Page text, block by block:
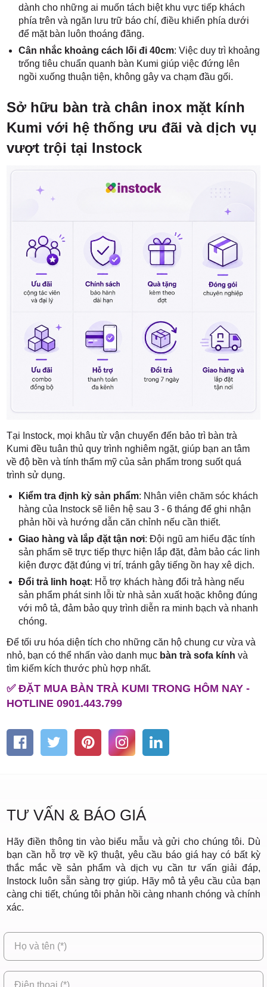
dành cho những ai muốn tách biệt khu vực tiếp khách
phía trên và ngăn lưu trữ báo chí, điều khiển phía dưới
để mặt bàn luôn thoáng đãng.
Cân nhắc khoảng cách lối đi 40cm: Việc duy trì khoảng
trống tiêu chuẩn quanh bàn Kumi giúp việc đứng lên
ngồi xuống thuận tiện, không gây va chạm đầu gối.
Sở hữu bàn trà chân inox mặt kính
Kumi với hệ thống ưu đãi và dịch vụ
vượt trội tại Instock
Tại Instock, mọi khâu từ vận chuyển đến bảo trì bàn trà
Kumi đều tuân thủ quy trình nghiêm ngặt, giúp bạn an tâm
về độ bền và tính thẩm mỹ của sản phẩm trong suốt quá
trình sử dụng.
Kiểm tra định kỳ sản phẩm: Nhân viên chăm sóc khách
hàng của Instock sẽ liên hệ sau 3 - 6 tháng để ghi nhận
phản hồi và hướng dẫn căn chỉnh nếu cần thiết.
Giao hàng và lắp đặt tận nơi: Đội ngũ am hiểu đặc tính
sản phẩm sẽ trực tiếp thực hiện lắp đặt, đảm bảo các linh
kiện được đặt đúng vị trí, tránh gây tiếng ồn hay xê dịch.
Đổi trả linh hoạt: Hỗ trợ khách hàng đổi trả hàng nếu
sản phẩm phát sinh lỗi từ nhà sản xuất hoặc không đúng
với mô tả, đảm bảo quy trình diễn ra minh bạch và nhanh
chóng.
Để tối ưu hóa diện tích cho những căn hộ chung cư vừa và
nhỏ, bạn có thể nhấn vào danh mục bàn trà sofa kính và
tìm kiếm kích thước phù hợp nhất.
✅ ĐẶT MUA BÀN TRÀ KUMI TRONG HÔM NAY -
HOTLINE 0901.443.799
TƯ VẤN & BÁO GIÁ
Hãy điền thông tin vào biểu mẫu và gửi cho chúng tôi. Dù
bạn cần hỗ trợ về kỹ thuật, yêu cầu báo giá hay có bất kỳ
thắc mắc về sản phẩm và dịch vụ cần tư vấn giải đáp,
Instock luôn sẵn sàng trợ giúp. Hãy mô tả yêu cầu của bạn
càng chi tiết, chúng tôi phản hồi càng nhanh chóng và chính
xác.